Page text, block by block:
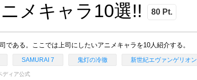
メキャラ10選!! 80 Pt.
である。ここでは上司にしたいアニメキャラを10人紹介する。
SAMURAI 7 鬼灯の冷徹 新世紀エヴァンゲリオン
ディア公式